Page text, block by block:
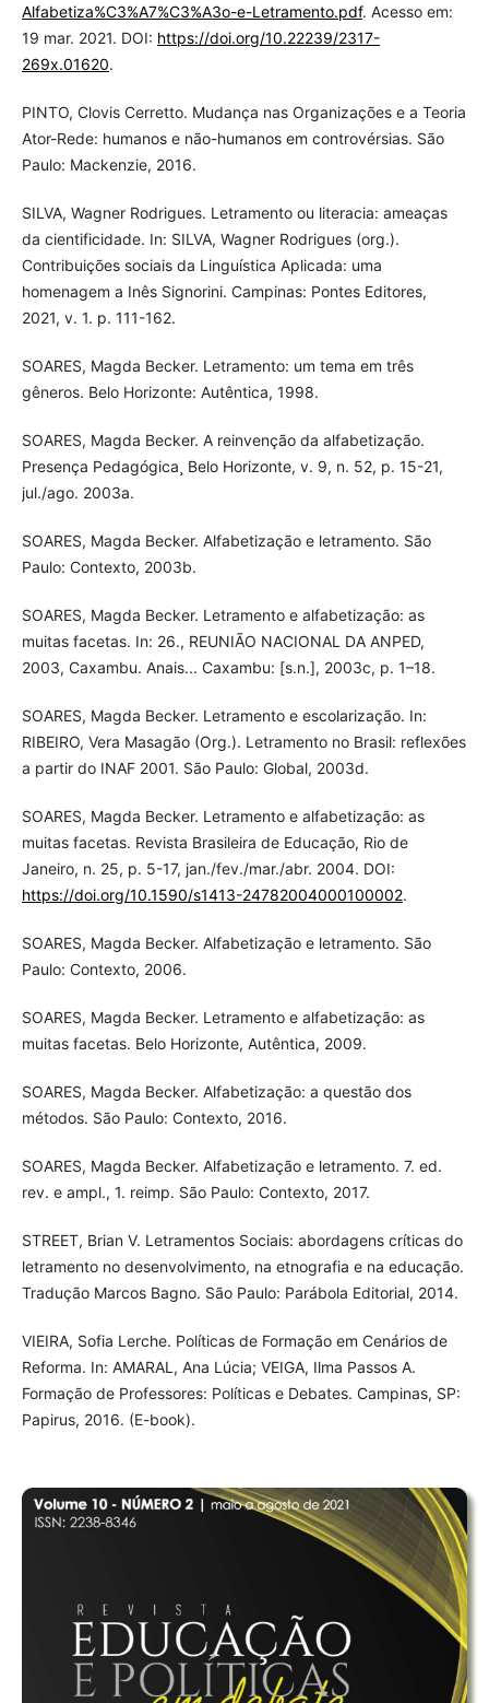
Alfabetiza%C3%A7%C3%A3o-e-Letramento.pdf. Acesso em:
19 mar. 2021. DOI: https://doi.org/10.22239/2317-
269x.01620.
PINTO, Clovis Cerretto. Mudança nas Organizações e a Teoria
Ator-Rede: humanos e não-humanos em controvérsias. São
Paulo: Mackenzie, 2016.
SILVA, Wagner Rodrigues. Letramento ou literacia: ameaças
da cientificidade. In: SILVA, Wagner Rodrigues (org.).
Contribuições sociais da Linguística Aplicada: uma
homenagem a Inês Signorini. Campinas: Pontes Editores,
2021, v. 1. p. 111-162.
SOARES, Magda Becker. Letramento: um tema em três
gêneros. Belo Horizonte: Autêntica, 1998.
SOARES, Magda Becker. A reinvenção da alfabetização.
Presença Pedagógica¸ Belo Horizonte, v. 9, n. 52, p. 15-21,
jul./ago. 2003a.
SOARES, Magda Becker. Alfabetização e letramento. São
Paulo: Contexto, 2003b.
SOARES, Magda Becker. Letramento e alfabetização: as
muitas facetas. In: 26., REUNIÃO NACIONAL DA ANPED,
2003, Caxambu. Anais... Caxambu: [s.n.], 2003c, p. 1–18.
SOARES, Magda Becker. Letramento e escolarização. In:
RIBEIRO, Vera Masagão (Org.). Letramento no Brasil: reflexões
a partir do INAF 2001. São Paulo: Global, 2003d.
SOARES, Magda Becker. Letramento e alfabetização: as
muitas facetas. Revista Brasileira de Educação, Rio de
Janeiro, n. 25, p. 5-17, jan./fev./mar./abr. 2004. DOI:
https://doi.org/10.1590/s1413-24782004000100002.
SOARES, Magda Becker. Alfabetização e letramento. São
Paulo: Contexto, 2006.
SOARES, Magda Becker. Letramento e alfabetização: as
muitas facetas. Belo Horizonte, Autêntica, 2009.
SOARES, Magda Becker. Alfabetização: a questão dos
métodos. São Paulo: Contexto, 2016.
SOARES, Magda Becker. Alfabetização e letramento. 7. ed.
rev. e ampl., 1. reimp. São Paulo: Contexto, 2017.
STREET, Brian V. Letramentos Sociais: abordagens críticas do
letramento no desenvolvimento, na etnografia e na educação.
Tradução Marcos Bagno. São Paulo: Parábola Editorial, 2014.
VIEIRA, Sofia Lerche. Políticas de Formação em Cenários de
Reforma. In: AMARAL, Ana Lúcia; VEIGA, Ilma Passos A.
Formação de Professores: Políticas e Debates. Campinas, SP:
Papirus, 2016. (E-book).